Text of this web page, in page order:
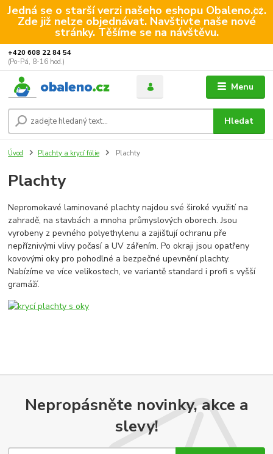
Jedná se o starší verzi našeho eshopu Obaleno.cz.
Zde již nelze objednávat. Navštivte naše nové
stránky. Těšíme se na návštěvu.
Menu
Hledat
+420 608 22 84 54
(Po-Pá, 8-16 hod.)
Úvod Plachty a krycí fólie Plachty
Plachty
Nepromokavé laminované plachty najdou své široké využití na
zahradě, na stavbách a mnoha průmyslových oborech. Jsou
vyrobeny z pevného polyethylenu a zajišťují ochranu pře
nepříznivými vlivy počasí a UV zářením. Po okraji jsou opatřeny
kovovými oky pro pohodlné a bezpečné upevnění plachty.
Nabízíme ve více velikostech, ve variantě standard i profi s vyšší
gramáží.
Nepropásněte novinky, akce a
slevy!